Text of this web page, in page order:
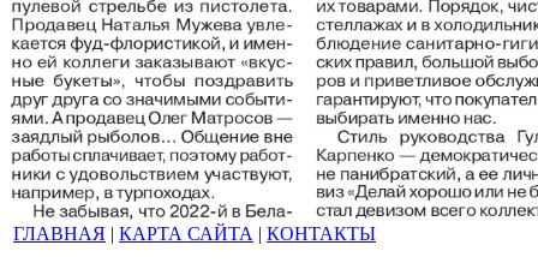
ГЛАВНАЯ | КАРТА САЙТА | КОНТАКТЫ